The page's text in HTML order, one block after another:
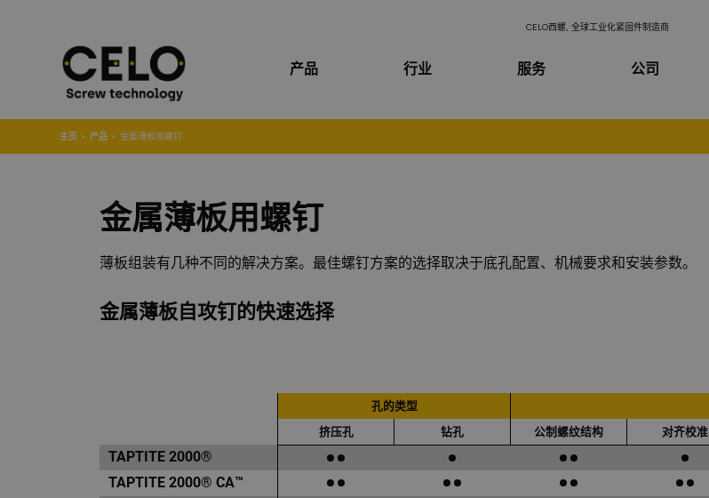
CELO西螺, 全球工业化紧固件制造商
产品 行业 服务 公司
主页 产品 金属薄板用螺钉
金属薄板用螺钉
薄板组装有几种不同的解决方案。最佳螺钉方案的选择取决于底孔配置、机械要求和安装参数。
金属薄板自攻钉的快速选择
孔的类型
挤压孔
钻孔 公制螺纹结构 对齐校准
TAPTITE 2000®
TAPTITE 2000® CA™